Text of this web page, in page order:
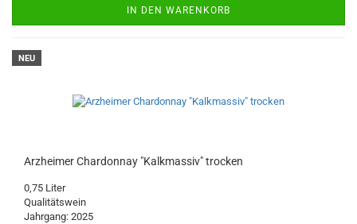
IN DEN WARENKORB
NEU
Arzheimer Chardonnay "Kalkmassiv" trocken
0,75 Liter
Qualitätswein
Jahrgang: 2025